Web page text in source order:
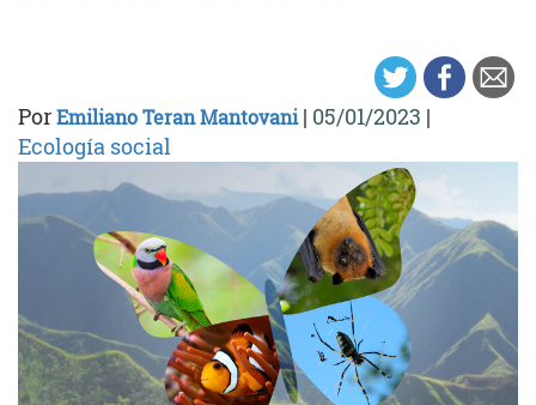
PorEmiliano Teran Mantovani| 05/01/2023 |
Ecología social